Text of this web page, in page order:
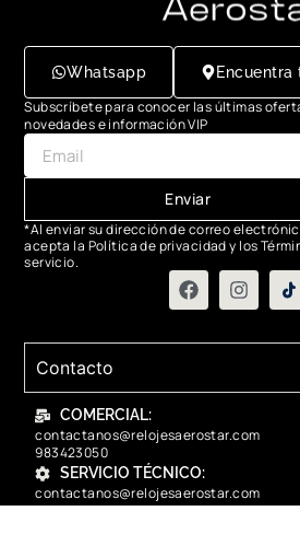
Whatsapp Encuentra
Subscríbete para conocer las últimas
novedades e información VIP
Enviar
*Al enviar su dirección de correo
acepta la Política de privacidad y los
servicio.
Contacto
COMERCIAL:
contactanos@relojesaerostar.com
983423050
SERVICIO TÉCNICO:
contactanos@relojesaerostar.com
983423050